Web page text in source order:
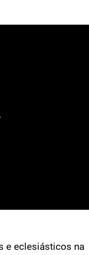
e eclesiásticos na